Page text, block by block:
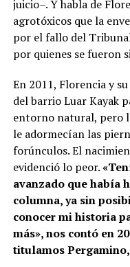
juicio–. Y habla de
agrotóxicos que la
por el fallo del
por quienes se fueron
En 2011, Florencia y
del barrio Luar Kayak
entorno natural, pero
le adormecían las
forúnculos. El
evidenció lo peor.
avanzado que había
columna, ya sin
conocer mi historia
más», nos contó en
titulamos